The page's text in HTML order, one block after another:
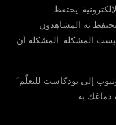
يحتفظ
به المشاهدون
المشكلة. المشكلة أن
إلى بودكاست للتعلّم”
دماغك به.